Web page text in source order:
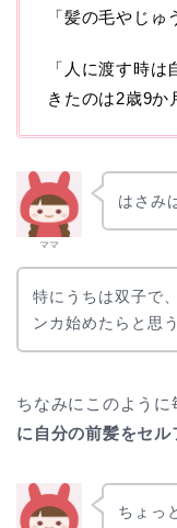
「髪の毛やじゅ
「人に渡す時は
きたのは2歳9か
ママ
はさみ
特にうちは双子で
ンカ始めたらと思
ちなみにこのように
に自分の前髪をセル
ちょっ